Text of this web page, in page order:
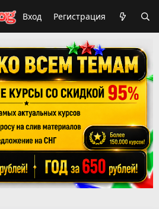
Вход Регистрация